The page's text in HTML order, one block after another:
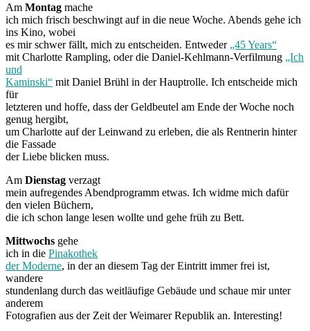
Am Montag mache
ich mich frisch beschwingt auf in die neue Woche. Abends gehe ich
ins Kino, wobei
es mir schwer fällt, mich zu entscheiden. Entweder „45 Years“
mit Charlotte Rampling, oder die Daniel-Kehlmann-Verfilmung „Ich
und
Kaminski“ mit Daniel Brühl in der Hauptrolle. Ich entscheide mich
für
letzteren und hoffe, dass der Geldbeutel am Ende der Woche noch
genug hergibt,
um Charlotte auf der Leinwand zu erleben, die als Rentnerin hinter
die Fassade
der Liebe blicken muss.
Am Dienstag verzagt
mein aufregendes Abendprogramm etwas. Ich widme mich dafür
den vielen Büchern,
die ich schon lange lesen wollte und gehe früh zu Bett.
Mittwochs gehe
ich in die Pinakothek
der Moderne, in der an diesem Tag der Eintritt immer frei ist,
wandere
stundenlang durch das weitläufige Gebäude und schaue mir unter
anderem
Fotografien aus der Zeit der Weimarer Republik an. Interesting!